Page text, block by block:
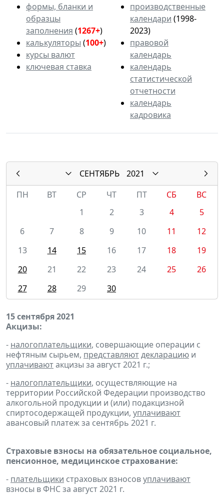
формы, бланки и
образцы
заполнения (1267+)
калькуляторы (100+)
курсы валют
ключевая ставка
производственные
календари (1998-
2023)
правовой
календарь
календарь
статистической
отчетности
календарь
кадровика
СЕНТЯБРЬ
2021
ПН
ВТ СР ЧТ ПТ СБ
ВС
1
2 3 4
5
6
7 8 9 10 11
12
13
14 15 16 17 18
19
20
21 22 23 24 25
26
27
28 29 30
15 сентября 2021
Акцизы:
- налогоплательщики, совершающие операции с
нефтяным сырьем, представляютдекларацию и
уплачиваютакцизы за август 2021 г.;
- налогоплательщики, осуществляющие на
территории Российской Федерации производство
алкогольной продукции и (или) подакцизной
спиртосодержащей продукции, уплачивают
авансовый платеж за сентябрь 2021 г.
Страховые взносы на обязательное социальное,
пенсионное, медицинское страхование:
- плательщики страховых взносовуплачивают
взносы в ФНС за август 2021 г.